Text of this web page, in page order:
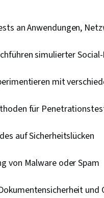
an Anwendungen,
simulierter
mit
für
auf Sicherheitslücken
von Malware oder Spam
und